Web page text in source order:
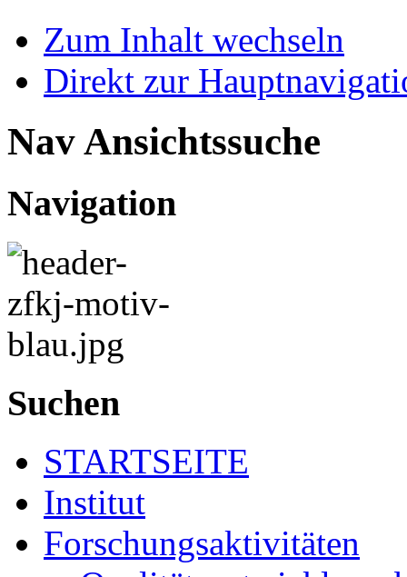
Zum Inhalt wechseln
Direkt zur
Nav Ansichtssuche
Navigation
Suchen
STARTSEITE
Institut
Forschungsaktivitäten